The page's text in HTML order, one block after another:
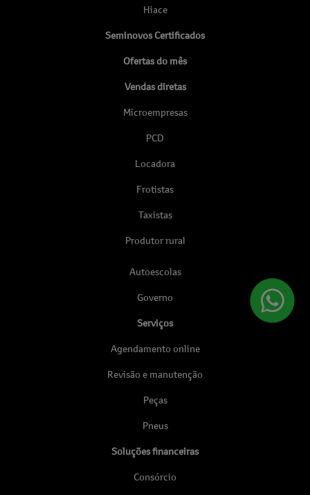
Hiace
Seminovos Certificados
Ofertas do mês
Vendas diretas
Microempresas
PCD
Locadora
Frotistas
Taxistas
Produtor rural
Autoescolas
Governo
Serviços
Agendamento online
Revisão e manutenção
Peças
Pneus
Soluções financeiras
Consórcio